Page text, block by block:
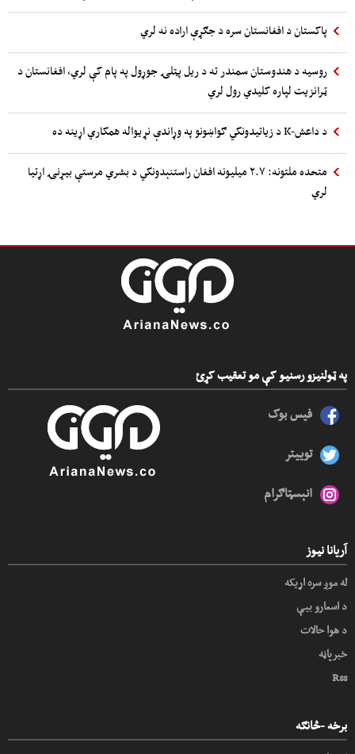
پاکستان د افغانستان سره د جګړې اراده نه لري
روسیه د هندوستان سمندر ته د ریل پټلۍ جوړول په پام کې لري، افغانستان د
ټرانزیت لپاره کلیدي رول لري
د داعش-K د زیاتیدونکي ګواښونو په وړاندې نړیواله همکاري اړینه ده
متحده ملتونه: ۲.۷ میلیونه افغان راستنېدونکي د بشري مرستې بیړنۍ اړتیا
لري
په ټولنیزو رسنیو کې مو تعقیب کړئ
فیس بوک
توییتر
انېسټاګرام
آریانا نیوز
له موږ سره اړیکه
د اسعارو بیې
د هوا حالات
خبرپاڼه
Rss
برخه -څانګه